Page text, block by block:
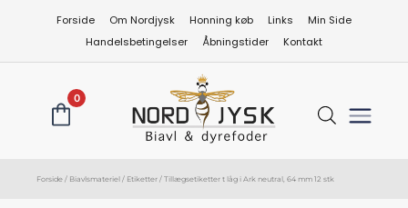
Forside Om Nordjysk Honning køb Links
Min Side
Handelsbetingelser
Åbningstider Kontakt
0
Forside / Biavlsmateriel / Etiketter / Tillægsetiketter t låg i Ark neutral, 64 mm 12 stk